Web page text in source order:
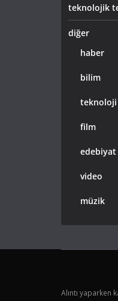
teknolojik
diğer
haber
bilim
teknoloji
film
edebiyat
video
müzik
Alıntı yaparken